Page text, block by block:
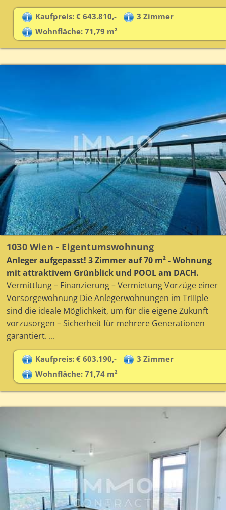
Kaufpreis: € 643.810,-
3 Zimmer
Wohnfläche: 71,79 m²
1030 Wien - Eigentumswohnung
Anleger aufgepasst! 3 Zimmer auf 70 m² - Wohnung
mit attraktivem Grünblick und POOL am DACH.
Vermittlung – Finanzierung – Vermietung Vorzüge einer
Vorsorgewohnung Die Anlegerwohnungen im TrIIIple
sind die ideale Möglichkeit, um für die eigene Zukunft
vorzusorgen – Sicherheit für mehrere Generationen
garantiert. ...
Kaufpreis: € 603.190,-
3 Zimmer
Wohnfläche: 71,74 m²